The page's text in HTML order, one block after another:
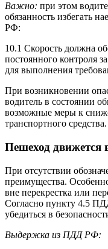
Важно: при этом
обязанность избегать
РФ:
10.1 Скорость должна
постоянного контроля
для выполнения
При возникновении
водитель в состоянии
возможные меры к
транспортного средства.
Пешеход движется
При отсутствии
преимущества.
вне перекрестка или
Согласно пункту 4.5
убедиться в
Выдержка из ПДД РФ: